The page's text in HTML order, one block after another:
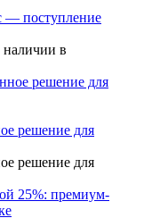
— поступление
в
решение для
решение для